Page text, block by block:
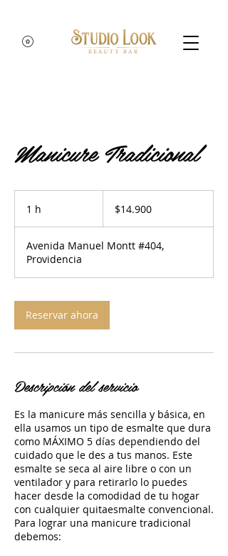
Manicure Tradicional
1 h
chilenos
$14.900
Avenida Manuel Montt #404,
Providencia
Reservar ahora
Descripción del servicio
Es la manicure más sencilla y básica, en
ella usamos un tipo de esmalte que dura
como MÁXIMO 5 días dependiendo del
cuidado que le des a tus manos. Este
esmalte se seca al aire libre o con un
ventilador y para retirarlo lo puedes
hacer desde la comodidad de tu hogar
con cualquier quitaesmalte convencional.
Para lograr una manicure tradicional
debemos: